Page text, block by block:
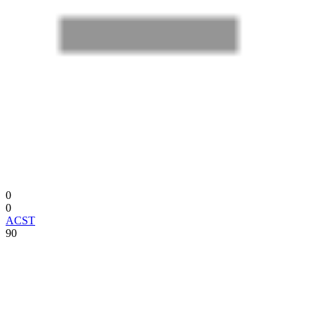
0
0
ACST
90